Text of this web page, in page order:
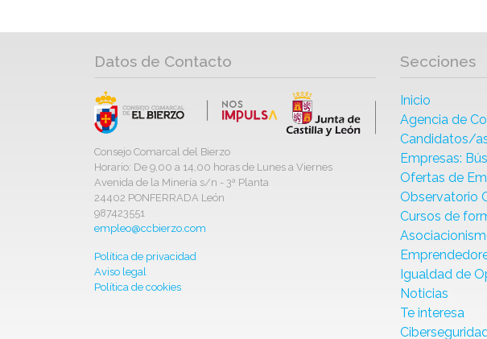
Datos de Contacto
Consejo Comarcal del Bierzo
Horario: De 9,00 a 14,00 horas de Lunes a Viernes
Avenida de la Minería s/n - 3ª Planta
24402 PONFERRADA León
987423551
empleo@ccbierzo.com
Política de privacidad
Aviso legal
Política de cookies
Secciones
Inicio
Agencia de
Candidatos/
Empresas:
Ofertas de
Observatorio
Cursos de
Igualdad de
Noticias
Te interesa